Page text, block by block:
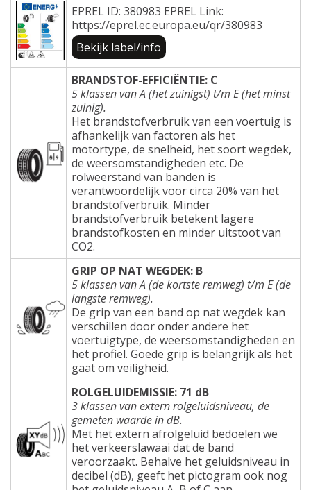
EPREL ID: 380983 EPREL Link:
https://eprel.ec.europa.eu/qr/380983
Bekijk label/info
BRANDSTOF-EFFICIËNTIE: C
5 klassen van A (het zuinigst) t/m E (het minst
zuinig).
Het brandstofverbruik van een voertuig is
afhankelijk van factoren als het
motortype, de snelheid, het soort wegdek,
de weersomstandigheden etc. De
rolweerstand van banden is
verantwoordelijk voor circa 20% van het
brandstofverbruik. Minder
brandstofverbruik betekent lagere
brandstofkosten en minder uitstoot van
CO2.
GRIP OP NAT WEGDEK: B
5 klassen van A (de kortste remweg) t/m E (de
langste remweg).
De grip van een band op nat wegdek kan
verschillen door onder andere het
voertuigtype, de weersomstandigheden en
het profiel. Goede grip is belangrijk als het
gaat om veiligheid.
ROLGELUIDEMISSIE: 71 dB
3 klassen van extern rolgeluidsniveau, de
gemeten waarde in dB.
Met het extern afrolgeluid bedoelen we
het verkeerslawaai dat de band
veroorzaakt. Behalve het geluidsniveau in
decibel (dB), geeft het pictogram ook nog